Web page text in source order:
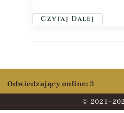
Czytaj Dalej
Odwiedzający online: 3
©